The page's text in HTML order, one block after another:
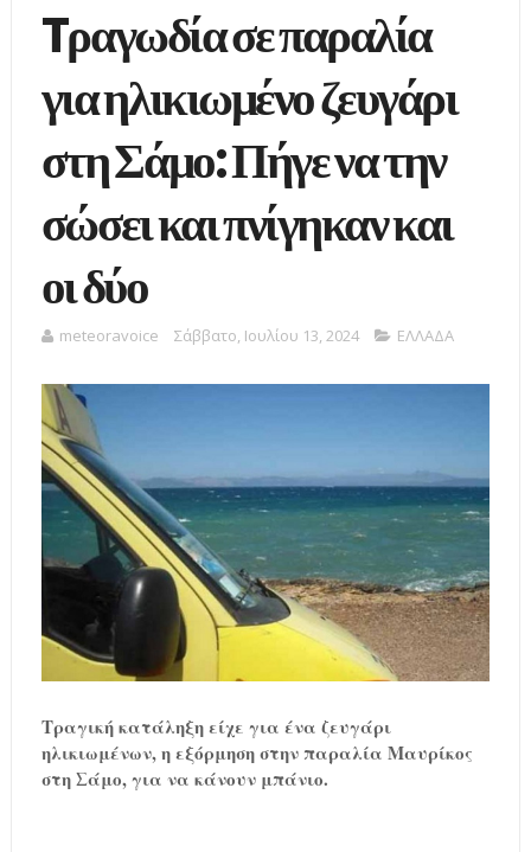
Tραγωδία σε παραλία
για ηλικιωμένο ζευγάρι
στη Σάμο: Πήγε να την
σώσει και πνίγηκαν και
οι δύο
meteoravoice Σάββατο, Ιουλίου 13, 2024 ΕΛΛΑΔΑ
Τραγική κατάληξη είχε για ένα ζευγάρι
ηλικιωμένων, η εξόρμηση στην παραλία Μαυρίκος
στη Σάμο, για να κάνουν μπάνιο.